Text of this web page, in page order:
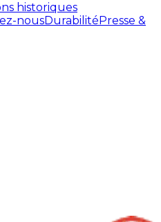
historiques
nousDurabilitéPresse &